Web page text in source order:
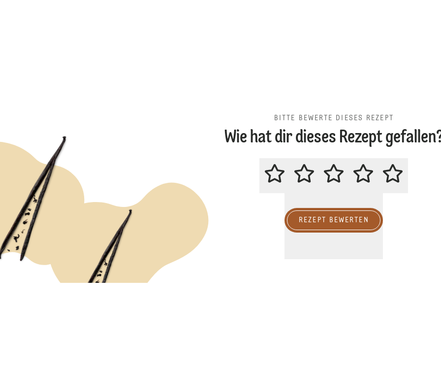
BITTE BEWERTE DIESES REZEPT
Wie hat dir dieses Rezept
BITTE BEWERTE DIESES REZEPT
REZEPT BEWERTEN